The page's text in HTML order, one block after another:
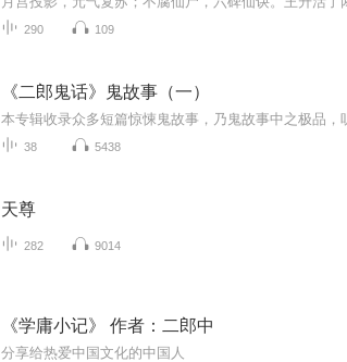
290 109
《二郎鬼话》鬼故事（一）
38 5438
天尊
282 9014
《学庸小记》 作者：二郎中
分享给热爱中国文化的中国人